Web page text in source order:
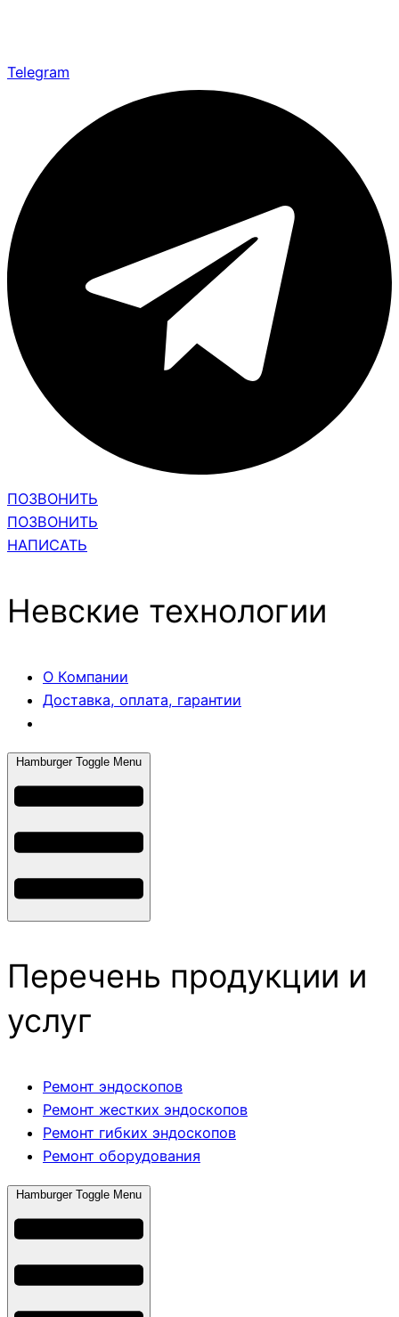
Telegram
ПОЗВОНИТЬ
ПОЗВОНИТЬ
НАПИСАТЬ
Невские технологии
О Компании
Доставка, оплата, гарантии
Hamburger Toggle Menu
Перечень продукции и
услуг
Ремонт эндоскопов
Ремонт жестких эндоскопов
Ремонт гибких эндоскопов
Ремонт оборудования
Hamburger Toggle Menu